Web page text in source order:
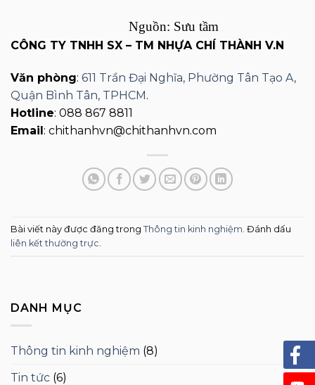
Nguồn: Sưu tầm
CÔNG TY TNHH SX – TM NHỰA CHÍ THÀNH V.N
Văn phòng: 611 Trần Đại Nghĩa, Phường Tân Tạo A,
Quận Bình Tân, TPHCM .
Hotline: 088 867 8811
Email : chithanhvn@chithanhvn.com
Bài viết này được đăng trong Thông tin kinh nghiệm . Đánh dấu
liên kết thường trực
DANH MỤC
Thông tin kinh nghiệm (8)
Tin tức (6)